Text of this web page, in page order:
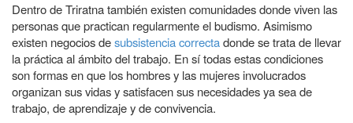
Dentro de Triratna también existen comunidades donde viven las
personas que practican regularmente el budismo. Asimismo
existen negocios desubsistencia correctadonde se trata de llevar
la práctica al ámbito del trabajo. En sí todas estas condiciones
son formas en que los hombres y las mujeres involucrados
organizan sus vidas y satisfacen sus necesidades ya sea de
trabajo, de aprendizaje y de convivencia.